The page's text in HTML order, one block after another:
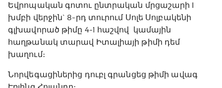
Եվրոպական գոտու ընտրական մրցաշարի I
խմբի վերջին` 8-րդ տուրում Սոլե Սոլբակենի
գլխավորած թիմը 4-1 հաշվով կամային
հաղթանակ տարավ Իտալիայի թիմի դեմ
խաղում։
Նորվեգացիներից դուբլ գրանցեց թիմի ավագ